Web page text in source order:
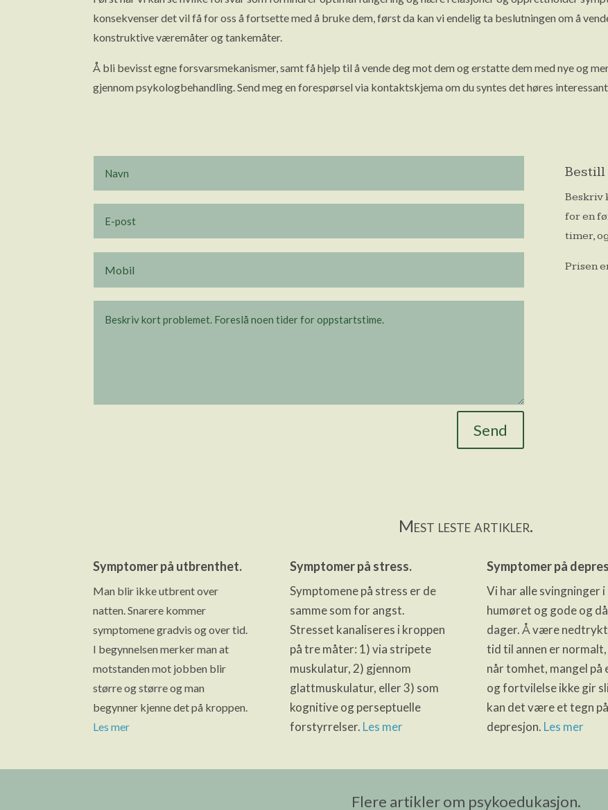
konsekvenser det vil få for oss å fortsette med å bruke dem, først da kan vi endelig ta beslutningen om å
konstruktive væremåter og tankemåter.
Å bli bevisst egne forsvarsmekanismer, samt få hjelp til å vende deg mot dem og erstatte dem med nye og
gjennom psykologbehandling. Send meg en forespørsel via kontaktskjema om du syntes det høres
Send
Bestill
Beskriv
for en
timer,
Prisen
Mest leste artikler.
Symptomer på utbrenthet.
Man blir ikke utbrent over
natten. Snarere kommer
symptomene gradvis og over tid.
I begynnelsen merker man at
motstanden mot jobben blir
større og større og man
begynner kjenne det på kroppen.
Les mer
Symptomer på stress.
Symptomene på stress er de
samme som for angst.
Stresset kanaliseres i kroppen
på tre måter: 1) via stripete
muskulatur, 2) gjennom
glattmuskulatur, eller 3) som
kognitive og perseptuelle
forstyrrelser. Les mer
Symptomer på
Vi har alle svingninger i
humøret og gode og
dager. Å være
tid til annen er normalt,
når tomhet, mangel på
og fortvilelse ikke gir
kan det være et tegn på
depresjon. Les mer
Flere artikler om psykoedukasjon.